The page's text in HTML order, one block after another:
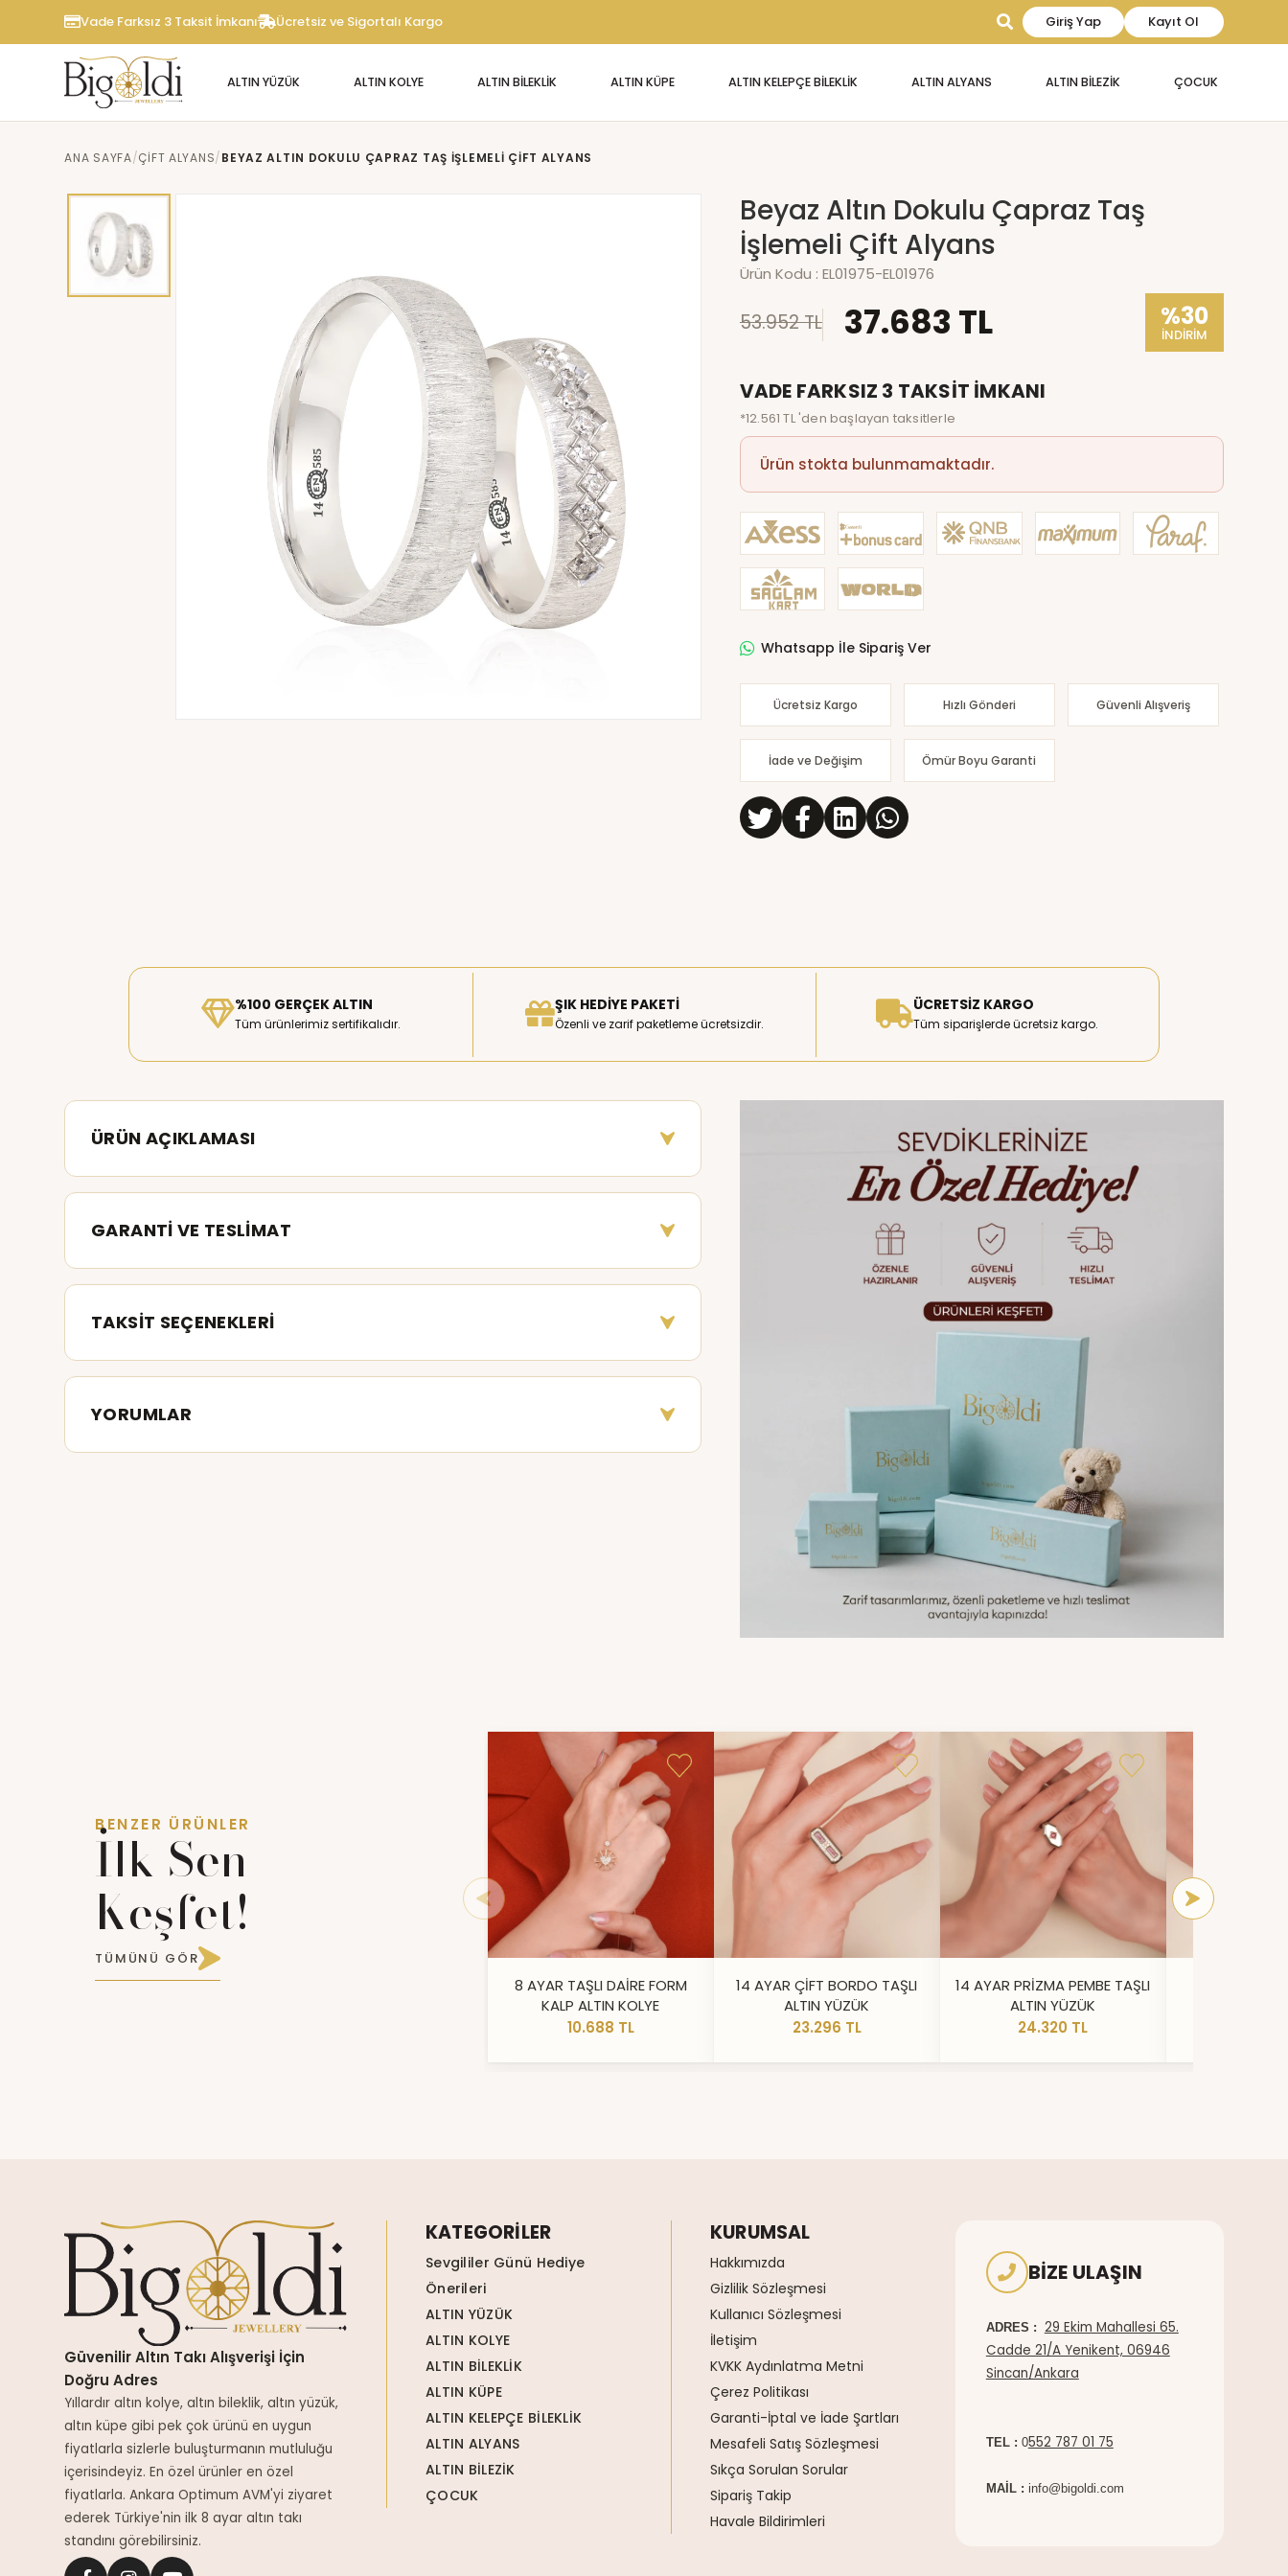
Vade Farksız 3 Taksit İmkanı Ücretsiz ve Sigortalı Kargo Giriş Yap Kayıt Ol
ALTIN YÜZÜK ALTIN KOLYE ALTIN BİLEKLİK ALTIN KÜPE ALTIN KELEPÇE BİLEKLİK ALTIN ALYANS ALTIN BİLEZİK ÇOCUK
ANA SAYFA ÇIFT ALYANS BEYAZ ALTIN DOKULU ÇAPRAZ TAŞ İŞLEMELI ÇIFT ALYANS
Beyaz Altın Dokulu Çapraz Taş
İşlemeli Çift Alyans
Ürün Kodu : EL01975-EL01976
53.952 TL 37.683 TL %30
İNDİRİM
VADE FARKSIZ 3 TAKSİT İMKANI
*12.561 TL 'den başlayan taksitlerle
Ürün stokta bulunmamaktadır.
Whatsapp İle Sipariş Ver
Ücretsiz Kargo Hızlı Gönderi Güvenli Alışveriş
İade ve Değişim Ömür Boyu Garanti
%100 GERÇEK ALTIN
Tüm ürünlerimiz sertifikalıdır.
ŞIK HEDIYE PAKETI
Özenli ve zarif paketleme ücretsizdir.
ÜCRETSIZ KARGO
Tüm siparişlerde ücretsiz kargo.
ÜRÜN AÇIKLAMASI
GARANTİ VE TESLİMAT
TAKSİT SEÇENEKLERİ
YORUMLAR
BENZER ÜRÜNLER
İlk Sen
Keşfet!
TÜMÜNÜ GÖR
8 AYAR TAŞLI DAİRE FORM
KALP ALTIN KOLYE
10.688 TL
14 AYAR ÇİFT BORDO TAŞLI
ALTIN YÜZÜK
23.296 TL
14 AYAR PRİZMA PEMBE TAŞLI
ALTIN YÜZÜK
24.320 TL
Güvenilir Altın Takı Alışverişi İçin
Doğru Adres
Yıllardır altın kolye, altın bileklik, altın yüzük,
altın küpe gibi pek çok ürünü en uygun
fiyatlarla sizlerle buluşturmanın mutluluğu
içerisindeyiz. En özel ürünler en özel
fiyatlarla. Ankara Optimum AVM'yi ziyaret
ederek Türkiye'nin ilk 8 ayar altın takı
standını görebilirsiniz.
KATEGORİLER
Sevgililer Günü Hediye
Önerileri
ALTIN YÜZÜK
ALTIN KOLYE
ALTIN BİLEKLİK
ALTIN KÜPE
ALTIN KELEPÇE BİLEKLİK
ALTIN ALYANS
ALTIN BİLEZİK
ÇOCUK
KURUMSAL
Hakkımızda
Gizlilik Sözleşmesi
Kullanıcı Sözleşmesi
İletişim
KVKK Aydınlatma Metni
Çerez Politikası
Garanti-İptal ve İade Şartları
Mesafeli Satış Sözleşmesi
Sıkça Sorulan Sorular
Sipariş Takip
Havale Bildirimleri
BIZE ULAŞIN
ADRES : 29 Ekim Mahallesi 65.
Cadde 21/A Yenikent, 06946
Sincan/Ankara
TEL : 0552 787 01 75
MAİL : info@bigoldi.com